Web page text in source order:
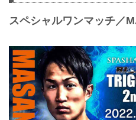
スペシャルワンマッチ／